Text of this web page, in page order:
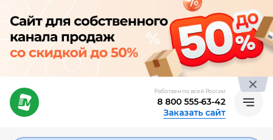
Работаем по всей России
8 800 555-63-42
Заказать сайт